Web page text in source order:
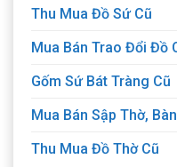
Thu Mua Đồ Sứ Cũ
Mua Bán Trao Đổi Đồ
Gốm Sứ Bát Tràng Cũ
Mua Bán Sập Thờ,
Thu Mua Đồ Thờ Cũ